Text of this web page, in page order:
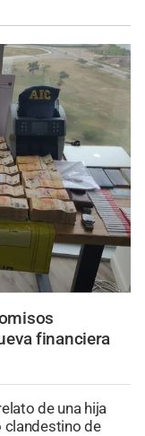
financiera
de una hija
clandestino de